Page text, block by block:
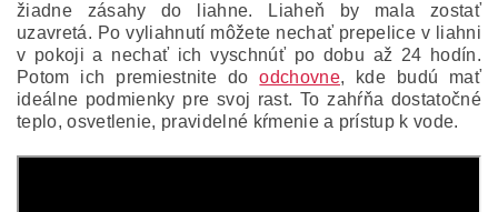
žiadne zásahy do liahne. Liaheň by mala zostať
uzavretá. Po vyliahnutí môžete nechať prepelice v liahni
v pokoji a nechať ich vyschnúť po dobu až 24 hodín.
Potom ich premiestnite doodchovne, kde budú mať
ideálne podmienky pre svoj rast. To zahŕňa dostatočné
teplo, osvetlenie, pravidelné kŕmenie a prístup k vode.